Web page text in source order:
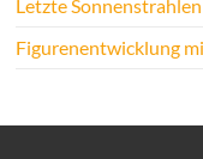
Letzte
Figurenentwicklung